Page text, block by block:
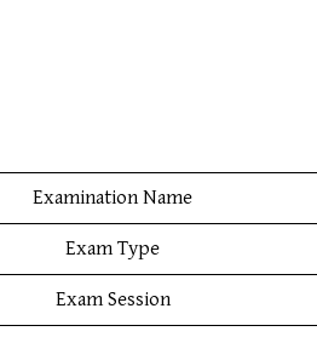
Examination Name
Exam Type
Exam Session